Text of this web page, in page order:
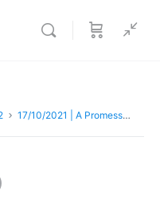
17/10/2021 | A Promessa de Jesus | Vídeo 13